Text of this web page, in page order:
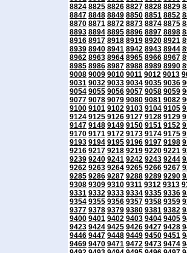
8824 8825 8826 8827 8828 8829
8847 8848 8849 8850 8851 8852
8870 8871 8872 8873 8874 8875
8893 8894 8895 8896 8897 8898
8916 8917 8918 8919 8920 8921
8939 8940 8941 8942 8943 8944
8962 8963 8964 8965 8966 8967
8985 8986 8987 8988 8989 8990
9008 9009 9010 9011 9012 9013
9031 9032 9033 9034 9035 9036
9054 9055 9056 9057 9058 9059
9077 9078 9079 9080 9081 9082
9100 9101 9102 9103 9104 9105
9124 9125 9126 9127 9128 9129
9147 9148 9149 9150 9151 9152
9170 9171 9172 9173 9174 9175
9193 9194 9195 9196 9197 9198
9216 9217 9218 9219 9220 9221
9239 9240 9241 9242 9243 9244
9262 9263 9264 9265 9266 9267
9285 9286 9287 9288 9289 9290
9308 9309 9310 9311 9312 9313
9331 9332 9333 9334 9335 9336
9354 9355 9356 9357 9358 9359
9377 9378 9379 9380 9381 9382
9400 9401 9402 9403 9404 9405
9423 9424 9425 9426 9427 9428
9446 9447 9448 9449 9450 9451
9469 9470 9471 9472 9473 9474